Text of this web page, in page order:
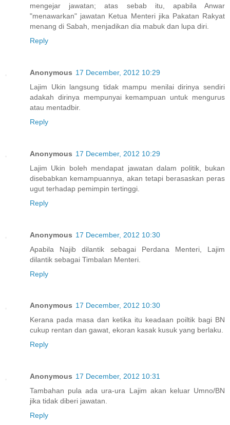
mengejar jawatan; atas sebab itu, apabila Anwar
"menawarkan" jawatan Ketua Menteri jika Pakatan Rakyat
menang di Sabah, menjadikan dia mabuk dan lupa diri.
Reply
Anonymous 17 December, 2012 10:29
Lajim Ukin langsung tidak mampu menilai dirinya sendiri
adakah dirinya mempunyai kemampuan untuk mengurus
atau mentadbir.
Reply
Anonymous 17 December, 2012 10:29
Lajim Ukin boleh mendapat jawatan dalam politik, bukan
disebabkan kemampuannya, akan tetapi berasaskan peras
ugut terhadap pemimpin tertinggi.
Reply
Anonymous 17 December, 2012 10:30
Apabila Najib dilantik sebagai Perdana Menteri, Lajim
dilantik sebagai Timbalan Menteri.
Reply
Anonymous 17 December, 2012 10:30
Kerana pada masa dan ketika itu keadaan poiltik bagi BN
cukup rentan dan gawat, ekoran kasak kusuk yang berlaku.
Reply
Anonymous 17 December, 2012 10:31
Tambahan pula ada ura-ura Lajim akan keluar Umno/BN
jika tidak diberi jawatan.
Reply